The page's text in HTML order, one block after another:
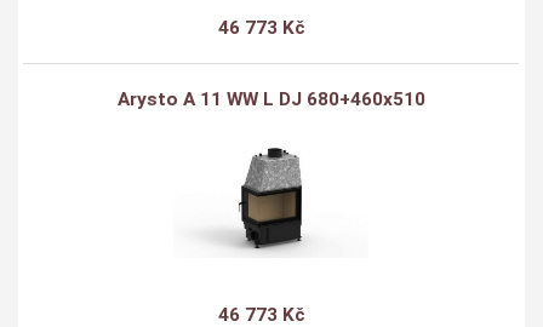
46 773 Kč
Arysto A 11 WW L DJ 680+460x510
46 773 Kč